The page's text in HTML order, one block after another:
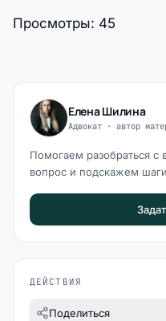
Просмотры: 45
Елена Шилина
Адвокат · автор
Помогаем разобраться
вопрос и подскажем
ДЕЙСТВИЯ
Поделиться